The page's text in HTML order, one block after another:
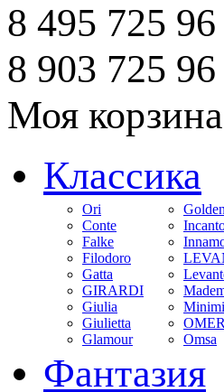
8 495 725
8 903 725
Моя корзина
Классика
Ori
Conte
Falke
Filodoro
Gatta
GIRARDI
Giulia
Giulietta
Glamour
Minimi
Omsa
Фантазия